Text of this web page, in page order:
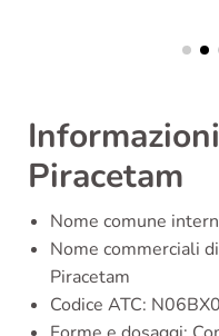
Piracetam
Nome comune
Nome commerciali
Piracetam
Codice ATC: